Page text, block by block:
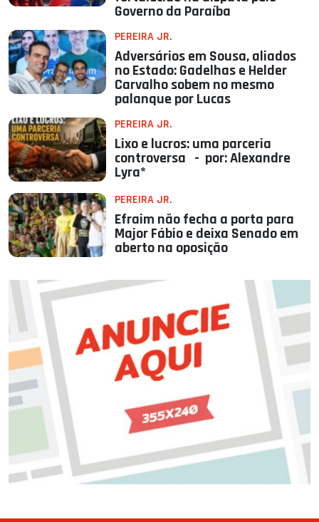
Governo da Paraíba
PEREIRA JR.
Adversários em Sousa, aliados
no Estado: Gadelhas e Helder
Carvalho sobem no mesmo
palanque por Lucas
PEREIRA JR.
Lixo e lucros: uma parceria
controversa - por: Alexandre
Lyra*
PEREIRA JR.
Efraim não fecha a porta para
Major Fábio e deixa Senado em
aberto na oposição